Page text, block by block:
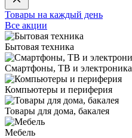
Товары на каждый день
Все акции
Бытовая техника
Смартфоны, ТВ и электроника
Компьютеры и периферия
Товары для дома, бакалея
Мебель